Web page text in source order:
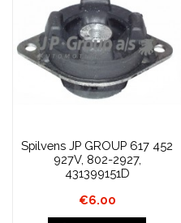
Spilvens JP GROUP 617 452
927V, 802-2927,
431399151D
€6.00